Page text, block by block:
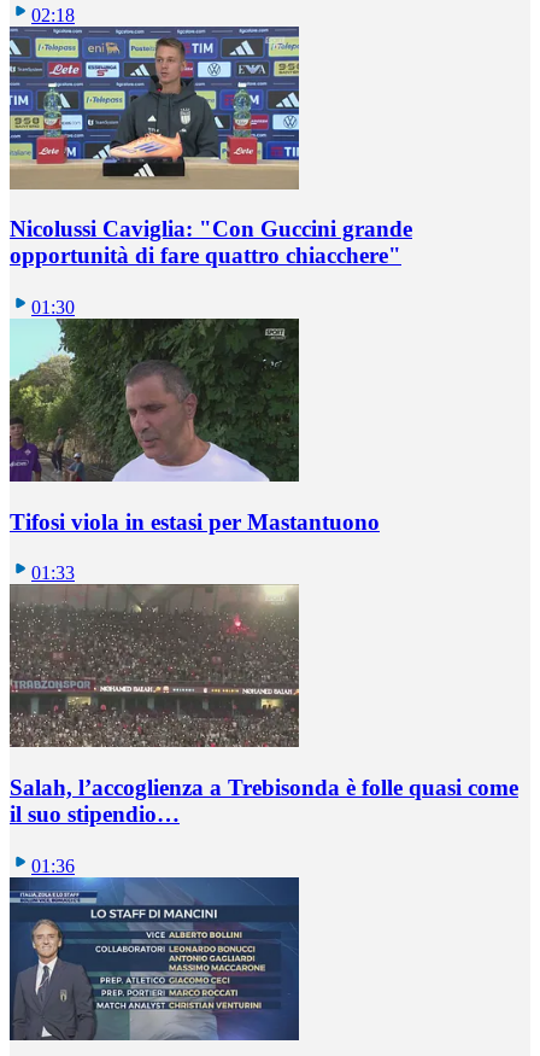
02:18
Nicolussi Caviglia: "Con Guccini grande
opportunità di fare quattro chiacchere"
01:30
Tifosi viola in estasi per Mastantuono
01:33
Salah, l’accoglienza a Trebisonda è folle quasi come
il suo stipendio…
01:36